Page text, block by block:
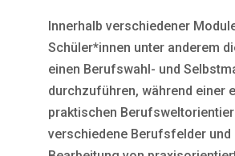
Innerhalb verschiedener
Schüler*innen unter anderem
einen Berufswahl- und
durchzuführen, während einer
praktischen
verschiedene Berufsfelder